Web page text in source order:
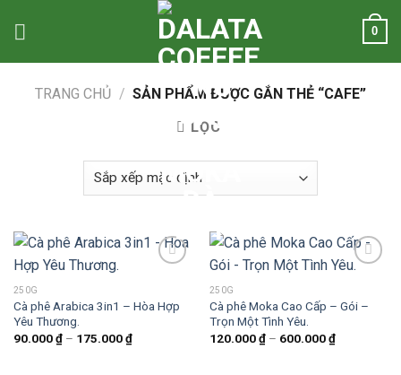
0
TRANG CHỦ / SẢN PHẨM ĐƯỢC GẮN THẺ “CAFE”
LỌC
Add to
250G
Cà phê Arabica 3in1 – Hòa Hợp
Yêu Thương.
90.000₫ – 175.000₫Khoảng
giá:
Add to
250G
Cà phê Moka Cao Cấp – Gói –
Trọn Một Tình Yêu.
120.000₫ – 600.000₫Khoảng
giá: